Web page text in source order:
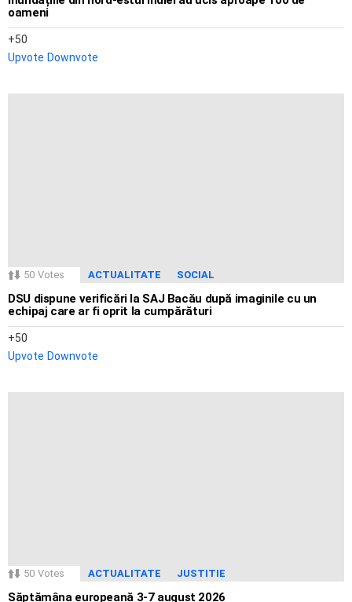
oameni
50
Upvote Downvote
50 Votes ACTUALITATE SOCIAL
DSU dispune verificări la SAJ Bacău după imaginile cu un
echipaj care ar fi oprit la cumpărături
50
Upvote Downvote
50 Votes ACTUALITATE JUSTITIE
Săptămâna europeană 3-7 august 2026